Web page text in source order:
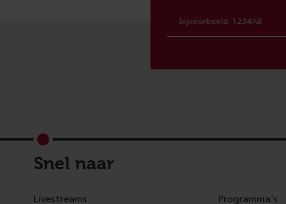
Footer
Snel naar
Livestreams Programma's